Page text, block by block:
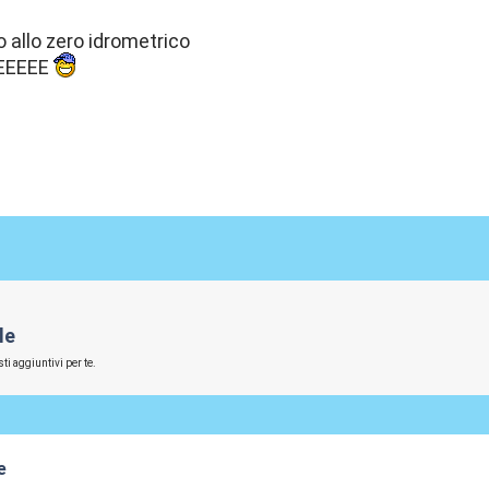
allo zero idrometrico
aggiuntivi per te.